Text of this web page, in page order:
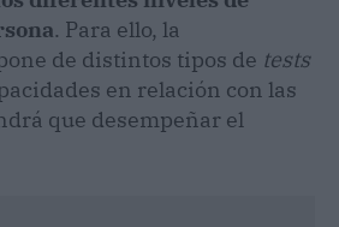
. Para ello, la
de distintos tipos de tests
en relación con las
que desempeñar el